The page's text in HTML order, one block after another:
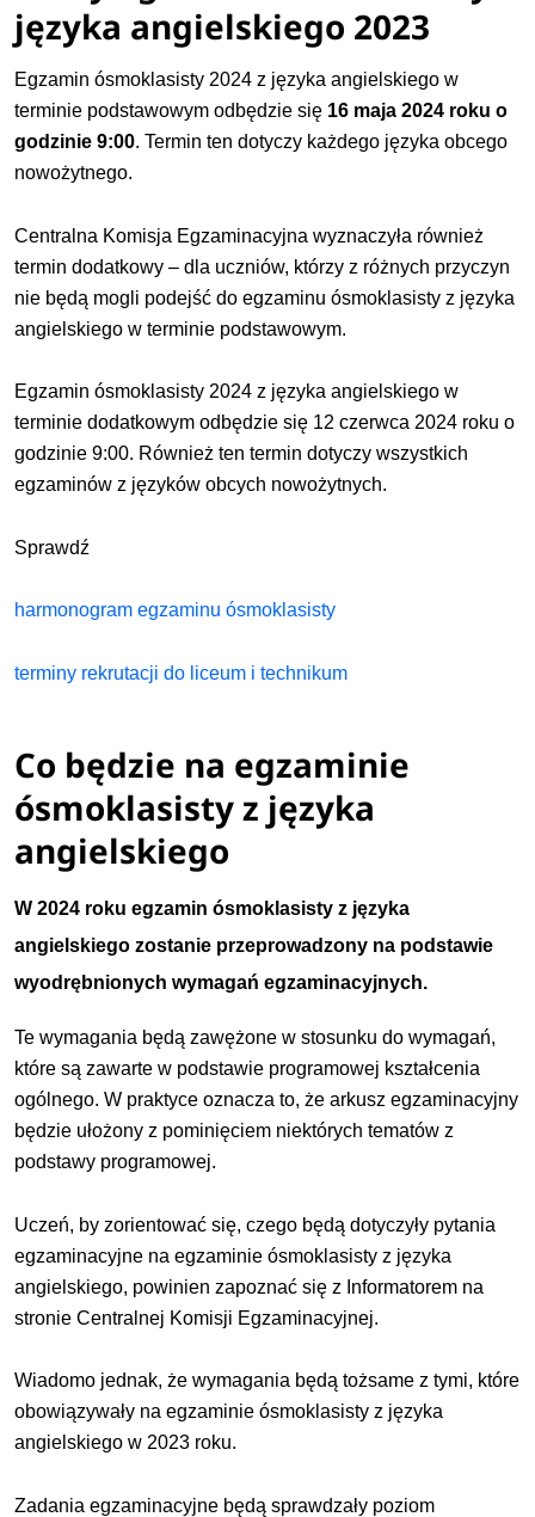
języka angielskiego 2023
Egzamin ósmoklasisty 2024 z języka angielskiego w
terminie podstawowym odbędzie się 16 maja 2024 roku o
godzinie 9:00. Termin ten dotyczy każdego języka obcego
nowożytnego.
Centralna Komisja Egzaminacyjna wyznaczyła również
termin dodatkowy – dla uczniów, którzy z różnych przyczyn
nie będą mogli podejść do egzaminu ósmoklasisty z języka
angielskiego w terminie podstawowym.
Egzamin ósmoklasisty 2024 z języka angielskiego w
terminie dodatkowym odbędzie się 12 czerwca 2024 roku o
godzinie 9:00. Również ten termin dotyczy wszystkich
egzaminów z języków obcych nowożytnych.
Sprawdź
harmonogram egzaminu ósmoklasisty
terminy rekrutacji do liceum i technikum
Co będzie na egzaminie
ósmoklasisty z języka
angielskiego
W 2024 roku egzamin ósmoklasisty z języka
angielskiego zostanie przeprowadzony na podstawie
wyodrębnionych wymagań egzaminacyjnych.
Te wymagania będą zawężone w stosunku do wymagań,
które są zawarte w podstawie programowej kształcenia
ogólnego. W praktyce oznacza to, że arkusz egzaminacyjny
będzie ułożony z pominięciem niektórych tematów z
podstawy programowej.
Uczeń, by zorientować się, czego będą dotyczyły pytania
egzaminacyjne na egzaminie ósmoklasisty z języka
angielskiego, powinien zapoznać się z Informatorem na
stronie Centralnej Komisji Egzaminacyjnej.
Wiadomo jednak, że wymagania będą tożsame z tymi, które
obowiązywały na egzaminie ósmoklasisty z języka
angielskiego w 2023 roku.
Zadania egzaminacyjne będą sprawdzały poziom